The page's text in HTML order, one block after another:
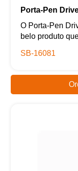
Porta-Pen
O Porta-Pen
belo produto
SB-16081